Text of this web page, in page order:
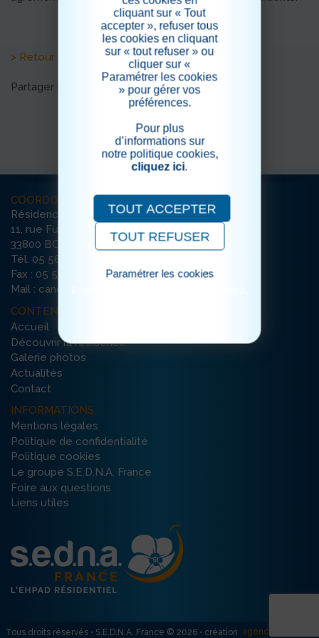
> Retour aux actualités
Partager sur les réseaux sociaux
COORDONNÉES
Résidence La Canopée
11, rue Furtado
33800 BORDEAUX
Tél. 05 56 79 65 65
Fax : 05 56 79 35 74
Mail : canopee-bordeaux@ehpad-sedna.fr
CONTENU DU SITE
Accueil
Découvrir la résidence
Galerie photos
Actualités
Contact
INFORMATIONS
Mentions légales
Politique de confidentialité
Politique cookies
Le groupe S.E.D.N.A. France
Foire aux questions
Liens utiles
Tous droits réservés • S.E.D.N.A. France © 2026 • création agence R créativ’
cliquant sur « Tout
accepter », refuser tous
les cookies en cliquant
sur « tout refuser » ou
cliquer sur «
Paramétrer les cookies
» pour gérer vos
préférences.
Pour plus
d’informations sur
notre politique cookies,
cliquez ici.
TOUT ACCEPTER
TOUT REFUSER
Paramétrer les cookies